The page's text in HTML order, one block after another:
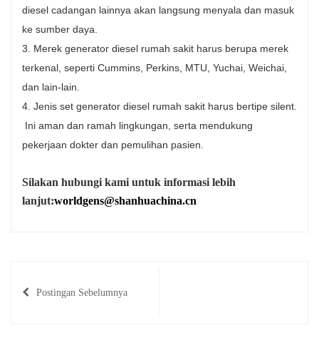
diesel cadangan lainnya akan langsung menyala dan masuk
ke sumber daya.
3. Merek generator diesel rumah sakit harus berupa merek
terkenal, seperti Cummins, Perkins, MTU, Yuchai, Weichai,
dan lain-lain.
4. Jenis set generator diesel rumah sakit harus bertipe silent.
Ini aman dan ramah lingkungan, serta mendukung
pekerjaan dokter dan pemulihan pasien.
Silakan hubungi kami untuk informasi lebih
lanjut:worldgens@shanhuachina.cn
Postingan Sebelumnya